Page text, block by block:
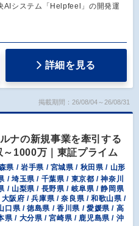
AIシステム「Helpfeel」の開発運
詳細を見る
掲載期間：26/08/04～26/08/31
ナの新規事業を牽引する
1000万｜東証プライム
県 / 岩手県 / 宮城県 / 秋田県 / 山形
/ 埼玉県 / 千葉県 / 東京都 / 神奈川
/ 山梨県 / 長野県 / 岐阜県 / 静岡県
阪府 / 兵庫県 / 奈良県 / 和歌山県 /
口県 / 徳島県 / 香川県 / 愛媛県 / 高
県 / 大分県 / 宮崎県 / 鹿児島県 / 沖